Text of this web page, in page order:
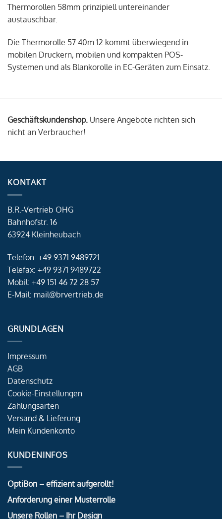
Thermorollen 58mm prinzipiell untereinander
austauschbar.
Die Thermorolle 57 40m 12 kommt überwiegend in
mobilen Druckern, mobilen und kompakten POS-
Systemen und als Blankorolle in EC-Geräten zum Einsatz.
Geschäftskundenshop. Unsere Angebote richten sich
nicht an Verbraucher!
KONTAKT
B.R.-Vertrieb OHG
Bahnhofstr. 16
63924 Kleinheubach
Telefon: +49 9371 9489721
Telefax: +49 9371 9489722
Mobil: +49 151 46 72 28 57
E-Mail: mail@brvertrieb.de
GRUNDLAGEN
Impressum
AGB
Datenschutz
Cookie-Einstellungen
Zahlungsarten
Versand & Lieferung
Mein Kundenkonto
KUNDENINFOS
OptiBon – effizient aufgerollt!
Anforderung einer Musterrolle
Unsere Rollen – Ihr Design